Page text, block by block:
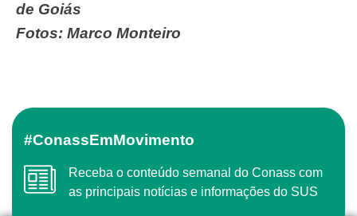
de Goiás
Fotos: Marco Monteiro
#ConassEmMovimento
Receba o conteúdo semanal do Conass com
as principais notícias e informações do SUS